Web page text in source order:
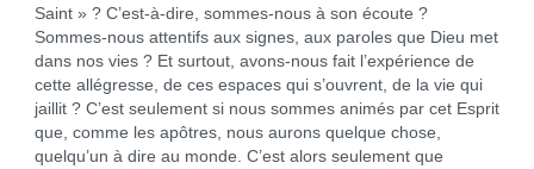
Saint » ? C’est-à-dire, sommes-nous à son écoute ?
Sommes-nous attentifs aux signes, aux paroles que Dieu met
dans nos vies ? Et surtout, avons-nous fait l’expérience de
cette allégresse, de ces espaces qui s’ouvrent, de la vie qui
jaillit ? C’est seulement si nous sommes animés par cet Esprit
que, comme les apôtres, nous aurons quelque chose,
quelqu’un à dire au monde. C’est alors seulement que